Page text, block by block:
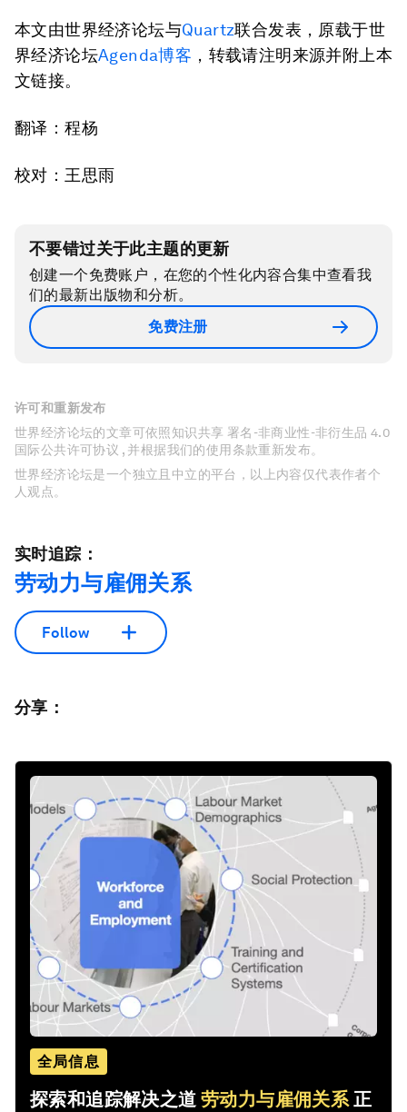
本文由世界经济论坛与Quartz联合发表，原载于世
界经济论坛Agenda博客 ，转载请注明来源并附上本
文链接。
翻译：程杨
校对：王思雨
不要错过关于此主题的更新
创建一个免费账户，在您的个性化内容合集中查看我
们的最新出版物和分析。
免费注册
许可和重新发布
世界经济论坛的文章可依照知识共享 署名-非商业性-非衍生品 4.0
国际公共许可协议 , 并根据我们的使用条款重新发布。
世界经济论坛是一个独立且中立的平台，以上内容仅代表作者个
人观点。
实时追踪：
劳动力与雇佣关系
Follow
分享：
全局信息
探索和追踪解决之道劳动力与雇佣关系正